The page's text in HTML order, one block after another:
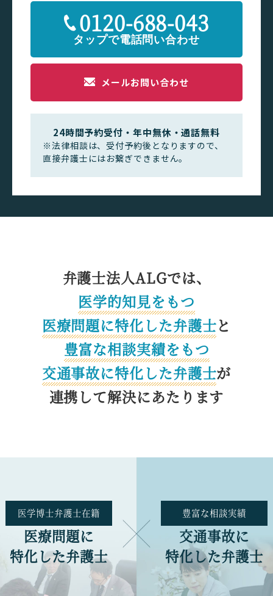
0120-688-043
メールお問い合わせ
24時間予約受付・年中無休・通話無料
※法律相談は、受付予約後となりますので、
直接弁護士にはお繋ぎできません。
弁護士法人ALGでは、
医学的知見をもつ
医療問題に特化した弁護士と
豊富な相談実績をもつ
交通事故に特化した弁護士が
連携して解決にあたります
医学博士弁護士在籍
医療問題に
特化した弁護士
豊富な相談実績
交通事故に
特化した弁護士